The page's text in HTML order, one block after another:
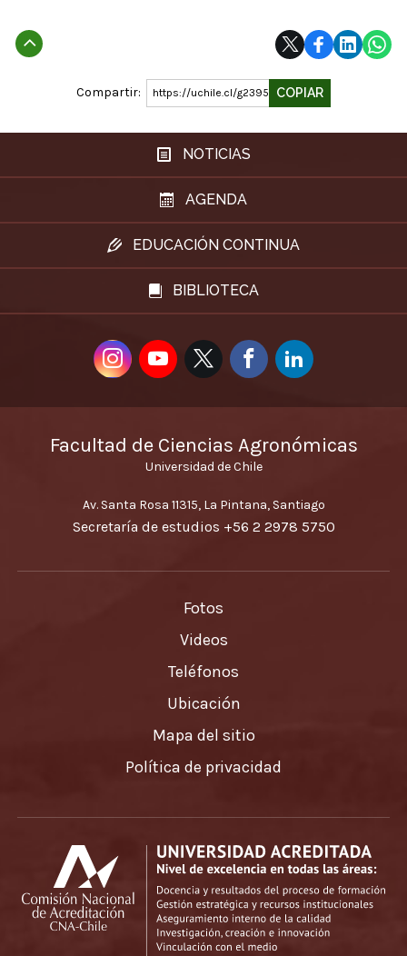
Subir
Compartir: https://uchile.cl/g239522COPIAR
NOTICIAS
AGENDA
EDUCACIÓN CONTINUA
BIBLIOTECA
Facultad de Ciencias Agronómicas
Universidad de Chile
Av. Santa Rosa 11315, La Pintana, Santiago
Secretaría de estudios +56 2 2978 5750
Fotos
Videos
Teléfonos
Ubicación
Mapa del sitio
Política de privacidad